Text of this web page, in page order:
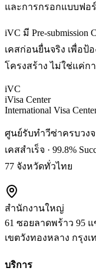
และการกรอกแบบฟอ
iVC มี Pre-
เคสก่อนยื่นจริง เพื่อป้
โครงสร้าง ไม่ใช่แค่ก
iVC
iVisa Center
International Visa
ศูนย์รับทำวีซ่าครบวงจ
เคสสำเร็จ · 99.8%
77 จังหวัดทั่วไทย
สำนักงานใหญ่
61 ซอยลาดพร้าว 95
เขตวังทองหลาง กรุง
บริการ